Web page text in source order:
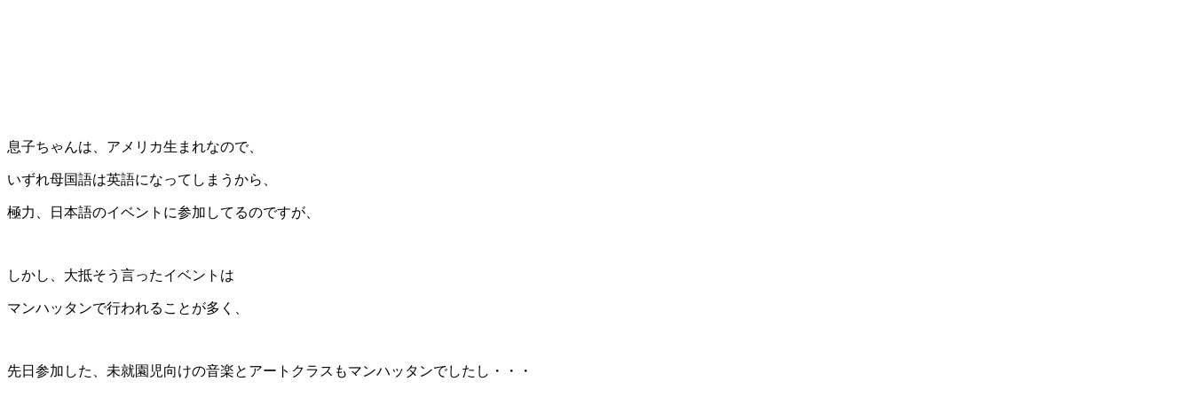
息子ちゃんは、アメリカ生まれなので、
いずれ母国語は英語になってしまうから、
極力、日本語のイベントに参加してるのですが、
しかし、大抵そう言ったイベントは
マンハッタンで行われることが多く、
先日参加した、未就園児向けの音楽とアートクラスもマンハッタンでしたし・・・